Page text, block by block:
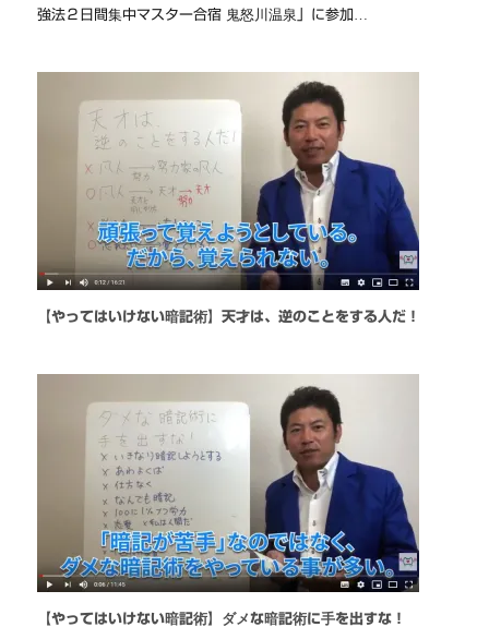
強法２日間集中マスター合宿 鬼怒川温泉」に参加…
【やってはいけない暗記術】天才は、逆のことをする人だ！
【やってはいけない暗記術】ダメな暗記術に手を出すな！